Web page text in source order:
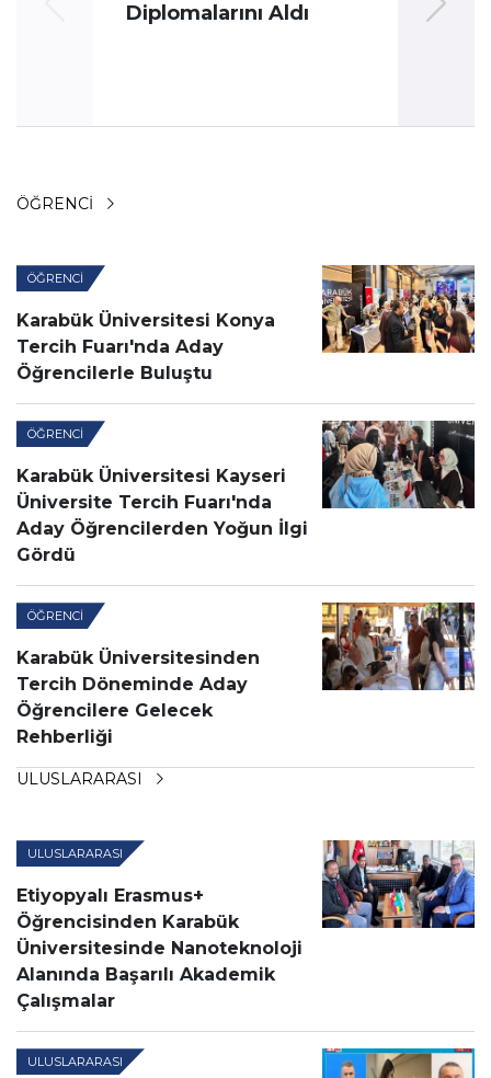
Diplomalarını Aldı
ÖĞRENCI
ÖĞRENCI
Karabük Üniversitesi Konya
Tercih Fuarı'nda Aday
Öğrencilerle Buluştu
ÖĞRENCI
Karabük Üniversitesi Kayseri
Üniversite Tercih Fuarı'nda
Aday Öğrencilerden Yoğun İlgi
Gördü
ÖĞRENCI
Karabük Üniversitesinden
Tercih Döneminde Aday
Öğrencilere Gelecek
Rehberliği
ULUSLARARASI
ULUSLARARASI
Etiyopyalı Erasmus+
Öğrencisinden Karabük
Üniversitesinde Nanoteknoloji
Alanında Başarılı Akademik
Çalışmalar
ULUSLARARASI